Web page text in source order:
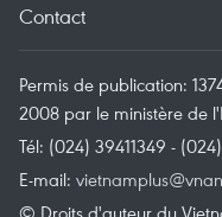
Contact
Permis de publication:
2008 par le ministère de
Tél: (024) 39411349 -
E-mail:
© Droits d'auteur du